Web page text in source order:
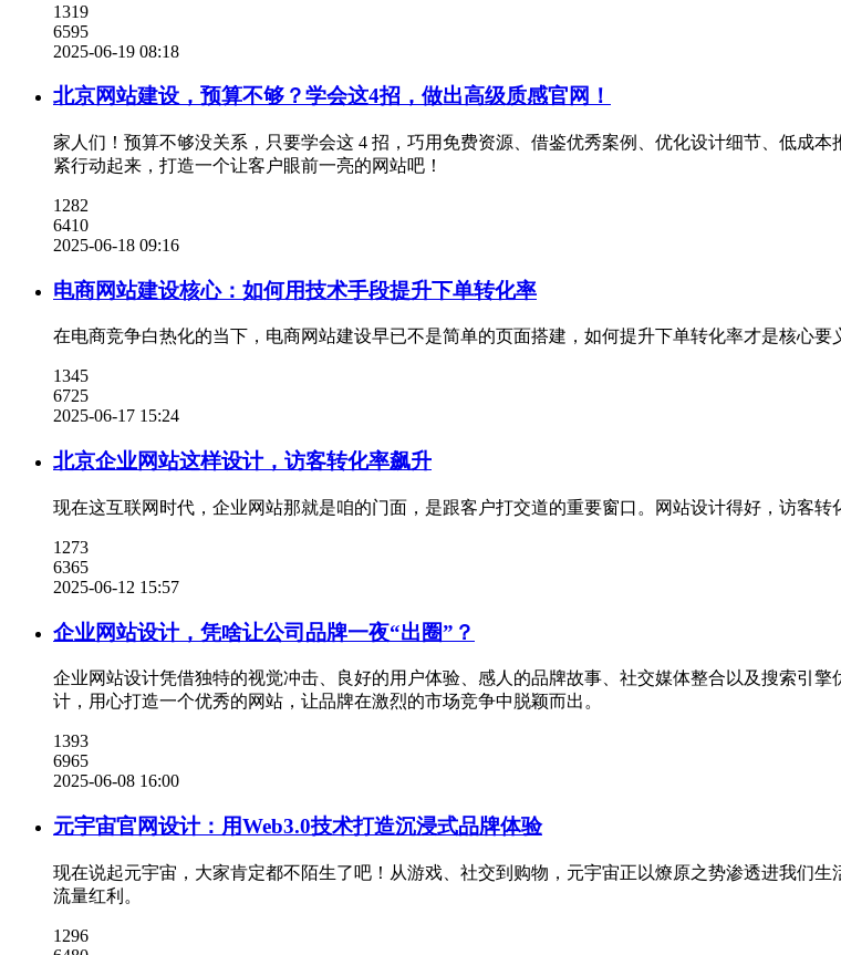
1319
6595
2025-06-19 08:18
北京网站建设，预算不够？学会这4招，做出高级质感官网！
家人们！预算不够没关系，只要学会这 4 招，巧用免费资源、借鉴优秀案例、优化设计细节、低成
紧行动起来，打造一个让客户眼前一亮的网站吧！
1282
6410
2025-06-18 09:16
电商网站建设核心：如何用技术手段提升下单转化率
在电商竞争白热化的当下，电商网站建设早已不是简单的页面搭建，如何提升下单转化率才是核心
1345
6725
2025-06-17 15:24
北京企业网站这样设计，访客转化率飙升
现在这互联网时代，企业网站那就是咱的门面，是跟客户打交道的重要窗口。网站设计得好，访客转
1273
6365
2025-06-12 15:57
企业网站设计，凭啥让公司品牌一夜“出圈”？
企业网站设计凭借独特的视觉冲击、良好的用户体验、感人的品牌故事、社交媒体整合以及搜索引
计，用心打造一个优秀的网站，让品牌在激烈的市场竞争中脱颖而出。
1393
6965
2025-06-08 16:00
元宇宙官网设计：用Web3.0技术打造沉浸式品牌体验
现在说起元宇宙，大家肯定都不陌生了吧！从游戏、社交到购物，元宇宙正以燎原之势渗透进我们
流量红利。
1296